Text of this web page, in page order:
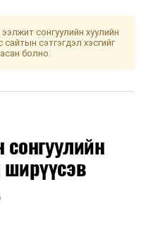
нь эрсдэл үүсгэж
ийм өндөр татвар
сонгуулийн хуулийн
сэтгэгдэл хэсгийг
болно.